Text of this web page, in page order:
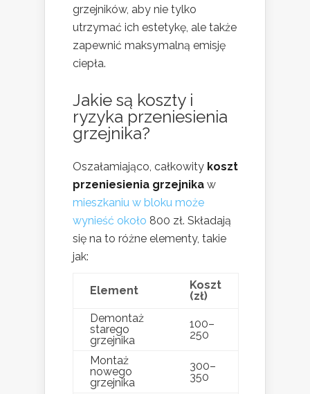
grzejników, aby nie tylko
utrzymać ich estetykę, ale także
zapewnić maksymalną emisję
ciepła.
Jakie są koszty i
ryzyka przeniesienia
grzejnika?
Oszałamiająco, całkowity koszt
przeniesienia grzejnika w
mieszkaniu w bloku może
wynieść około 800 zł. Składają
się na to różne elementy, takie
jak:
Element
Koszt
(zł)
Demontaż
starego
grzejnika
100–
250
Montaż
nowego
grzejnika
300–
350